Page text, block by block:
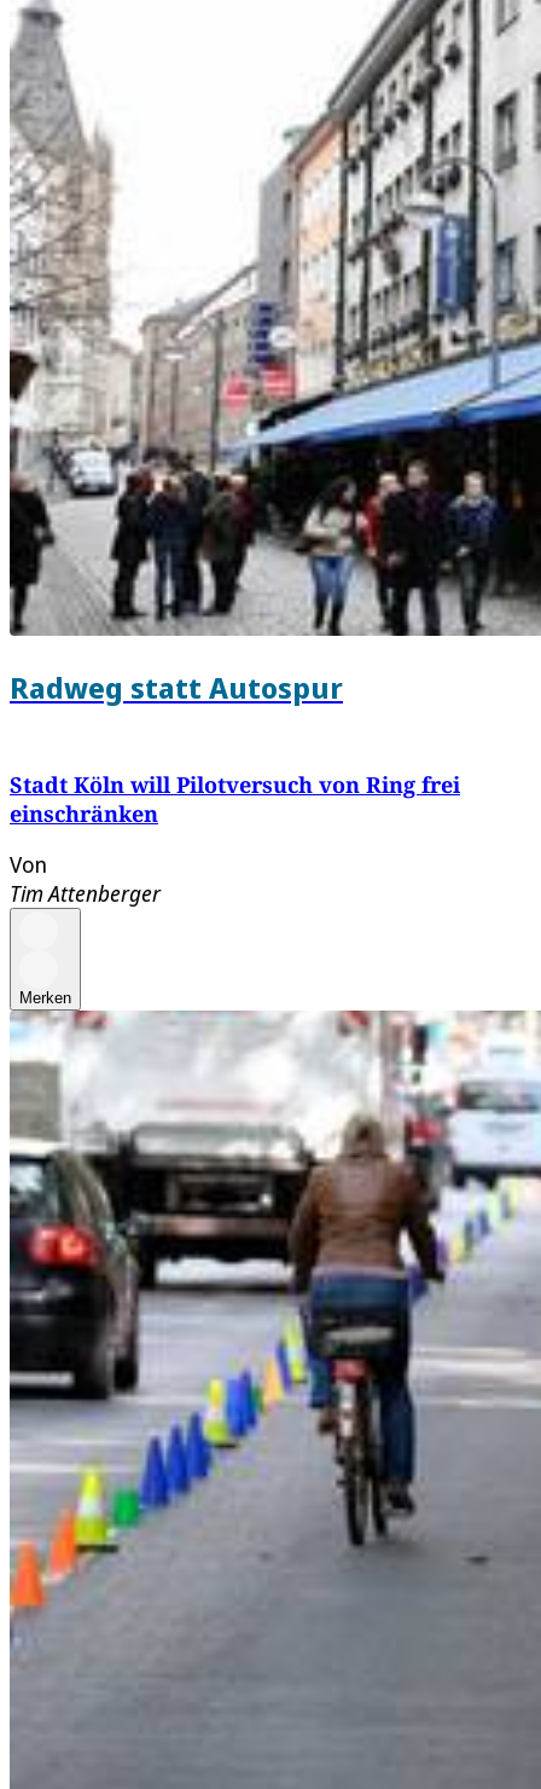
Radweg statt Autospur
Stadt Köln will Pilotversuch von Ring frei
einschränken
Von
Tim Attenberger
Merken